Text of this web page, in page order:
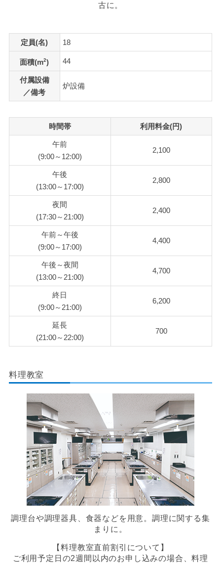
古に。
定員(名) 18
面積(m2) 44
付属設備
／備考
炉設備
時間帯 利用料金(円)
午前
(9:00～12:00)
2,100
午後
(13:00～17:00)
2,800
夜間
(17:30～21:00)
2,400
午前～午後
(9:00～17:00)
4,400
午後～夜間
(13:00～21:00)
4,700
終日
(9:00～21:00)
6,200
延長
(21:00～22:00)
700
料理教室
調理台や調理器具、食器などを用意。調理に関する集
まりに。
【料理教室直前割引について】
ご利用予定日の2週間以内のお申し込みの場合、料理